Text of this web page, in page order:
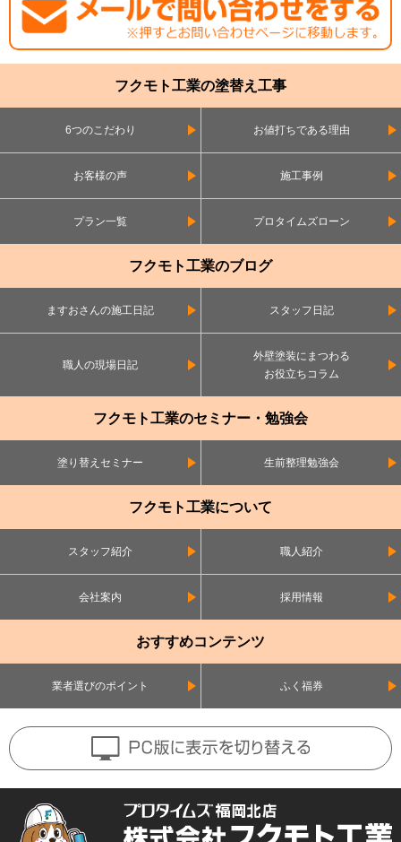
フクモト工業の塗替え工事
6つのこだわり お値打ちである理由
お客様の声 施工事例
プラン一覧 プロタイムズローン
フクモト工業のブログ
ますおさんの施工日記 スタッフ日記
職人の現場日記
外壁塗装にまつわる
お役立ちコラム
フクモト工業のセミナー・勉強会
塗り替えセミナー 生前整理勉強会
フクモト工業について
スタッフ紹介 職人紹介
会社案内 採用情報
おすすめコンテンツ
業者選びのポイント ふく福券